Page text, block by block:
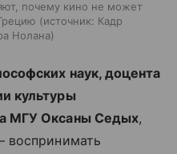
почему кино не может
источник: Кадр
Нолана
наук, доцента
культуры
МГУ Оксаны Седых,
воспринимать